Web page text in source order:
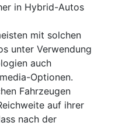
in Hybrid-Autos
mit solchen
unter Verwendung
auch
Optionen.
Fahrzeugen
auf ihrer
nach der